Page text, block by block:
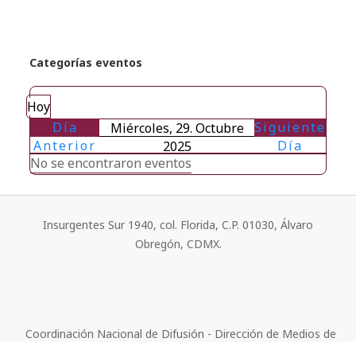
Categorías eventos
Hoy
Día
Anterior
Miércoles, 29. Octubre
2025
Siguiente
Día
No se encontraron eventos
Insurgentes Sur 1940, col. Florida, C.P. 01030, Álvaro
Obregón, CDMX.
Coordinación Nacional de Difusión - Dirección de Medios de